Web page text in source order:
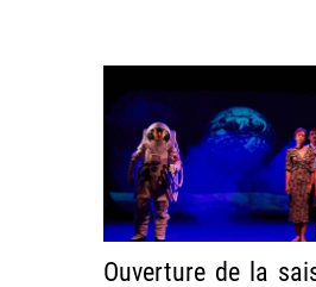
Ouverture de la